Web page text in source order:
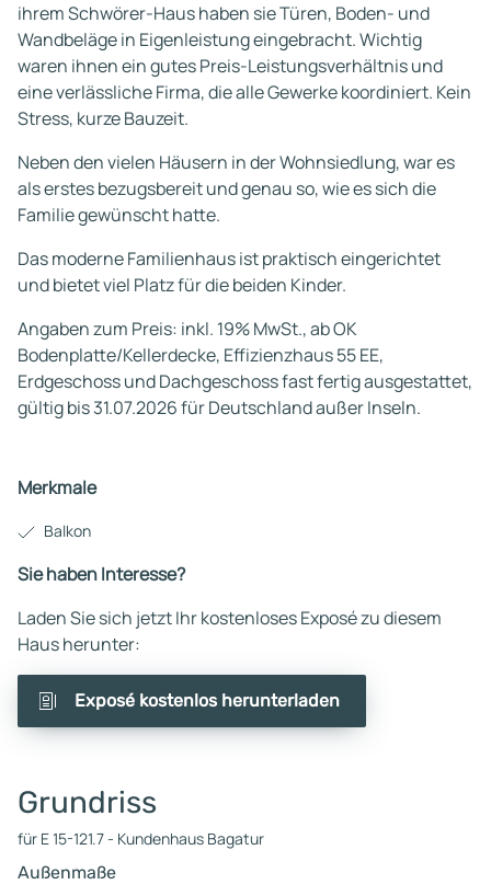
ihrem Schwörer-Haus haben sie Türen, Boden- und
Wandbeläge in Eigenleistung eingebracht. Wichtig
waren ihnen ein gutes Preis-Leistungsverhältnis und
eine verlässliche Firma, die alle Gewerke koordiniert. Kein
Stress, kurze Bauzeit.
Neben den vielen Häusern in der Wohnsiedlung, war es
als erstes bezugsbereit und genau so, wie es sich die
Familie gewünscht hatte.
Das moderne Familienhaus ist praktisch eingerichtet
und bietet viel Platz für die beiden Kinder.
Angaben zum Preis: inkl. 19% MwSt., ab OK
Bodenplatte/Kellerdecke, Effizienzhaus 55 EE,
Erdgeschoss und Dachgeschoss fast fertig ausgestattet,
gültig bis 31.07.2026 für Deutschland außer Inseln.
Merkmale
Balkon
Sie haben Interesse?
Laden Sie sich jetzt Ihr kostenloses Exposé zu diesem
Haus herunter:
Exposé kostenlos herunterladen
Grundriss
für E 15-121.7 - Kundenhaus Bagatur
Außenmaße